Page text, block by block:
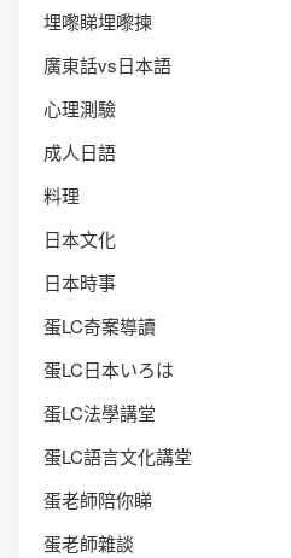
埋嚟睇埋嚟揀
廣東話vs日本語
心理測驗
成人日語
料理
日本文化
日本時事
蛋LC奇案導讀
蛋LC日本いろは
蛋LC法學講堂
蛋LC語言文化講堂
蛋老師陪你睇
蛋老師雜談